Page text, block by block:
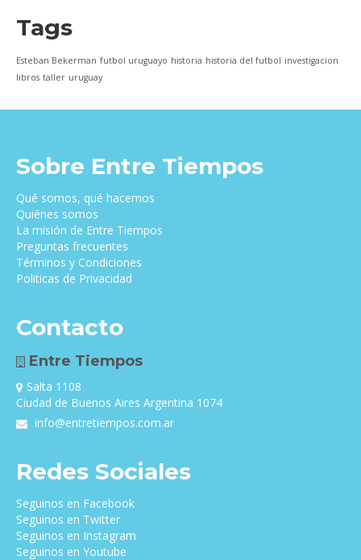
Tags
Esteban Bekerman futbol uruguayo historia historia del futbol investigacion
libros taller uruguay
Sobre Entre Tiempos
Qué somos, qué hacemos
Quiénes somos
La misión de Entre Tiempos
Preguntas frecuentes
Términos y Condiciones
Politicas de Privacidad
Contacto
Entre Tiempos
Salta 1108
Ciudad de Buenos Aires Argentina 1074
info@entretiempos.com.ar
Redes Sociales
Seguinos en Facebook
Seguinos en Twitter
Seguinos en Instagram
Seguinos en Youtube